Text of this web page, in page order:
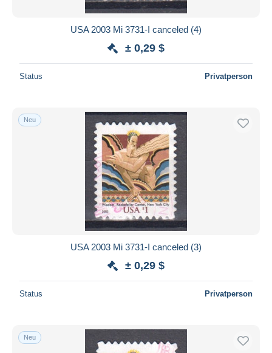
USA 2003 Mi 3731-I canceled (4)
± 0,29 $
Status Privatperson
Neu
USA 2003 Mi 3731-I canceled (3)
± 0,29 $
Status Privatperson
Neu